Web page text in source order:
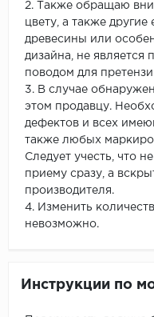
2. Также обращаю
цвету, а также
древесины или
дизайна, не является
поводом для
3. В случае
этом продавцу.
дефектов и всех
также любых
Следует учесть, что
приему сразу, а
производителя.
4. Изменить
невозможно.
Инструкции по